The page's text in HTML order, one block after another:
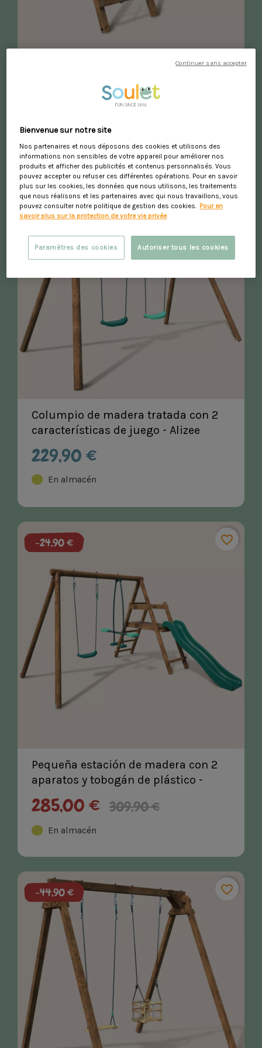
Parque infantil de madera Tristán
En almacén
Columpio de madera tratada con 2
características de juego - Alizee
229,90 €
En almacén
favorite_border
Pequeña estación de madera con 2
aparatos y tobogán de plástico -
Menta
285,00 € 309,90 €
En almacén
-24,90 € favorite_border
-44,90 € favorite_border
Bienvenue sur notre site
Nos partenaires et nous déposons des cookies et utilisons des
informations non sensibles de votre appareil pour améliorer nos
produits et afficher des publicités et contenus personnalisés. Vous
pouvez accepter ou refuser ces différentes opérations. Pour en savoir
plus sur les cookies, les données que nous utilisons, les traitements
que nous réalisons et les partenaires avec qui nous travaillons, vous
pouvez consulter notre politique de gestion des cookies. Pour en
savoir plus sur la protection de votre vie privée
Autoriser tous les cookies
Paramètres des cookies
Continuer sans accepter